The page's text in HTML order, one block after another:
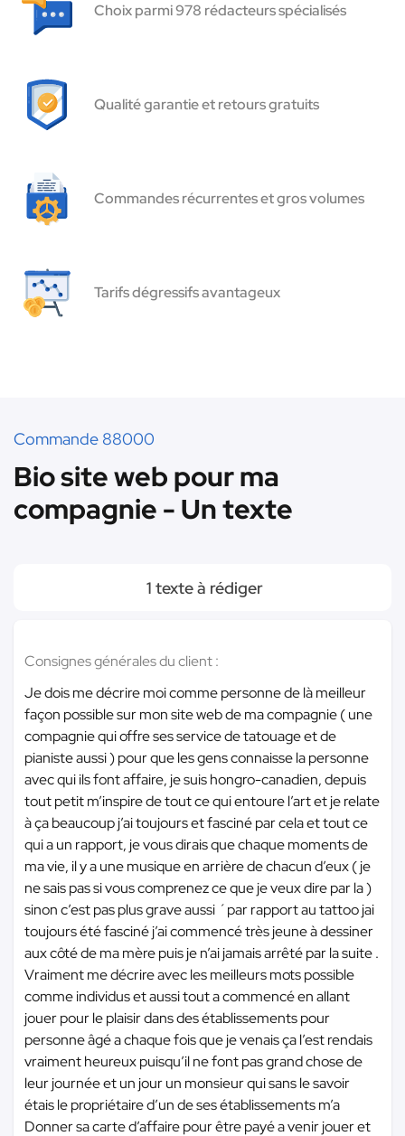
Choix parmi 978 rédacteurs spécialisés
Qualité garantie et retours gratuits
Commandes récurrentes et gros volumes
Tarifs dégressifs avantageux
Commande 88000
Bio site web pour ma
compagnie - Un texte
1 texte à rédiger
Consignes générales du client :
Je dois me décrire moi comme personne de là meilleur
façon possible sur mon site web de ma compagnie ( une
compagnie qui offre ses service de tatouage et de
pianiste aussi ) pour que les gens connaisse la personne
avec qui ils font affaire, je suis hongro-canadien, depuis
tout petit m’inspire de tout ce qui entoure l’art et je relate
à ça beaucoup j’ai toujours et fasciné par cela et tout ce
qui a un rapport, je vous dirais que chaque moments de
ma vie, il y a une musique en arrière de chacun d’eux ( je
ne sais pas si vous comprenez ce que je veux dire par la )
sinon c’est pas plus grave aussi ´par rapport au tattoo jai
toujours été fasciné j’ai commencé très jeune à dessiner
aux côté de ma mère puis je n’ai jamais arrêté par la suite .
Vraiment me décrire avec les meilleurs mots possible
comme individus et aussi tout a commencé en allant
jouer pour le plaisir dans des établissements pour
personne âgé a chaque fois que je venais ça l’est rendais
vraiment heureux puisqu’il ne font pas grand chose de
leur journée et un jour un monsieur qui sans le savoir
étais le propriétaire d’un de ses établissements m’a
Donner sa carte d’affaire pour être payé a venir jouer et